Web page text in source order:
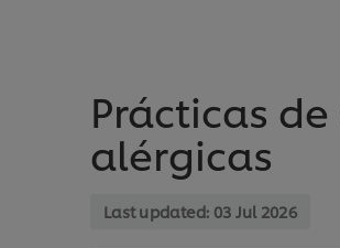
Prácticas
alérgicas
Last updated: 03 Jul 2026